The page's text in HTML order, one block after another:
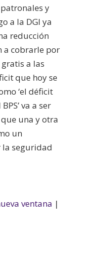
y
a la DGI ya
reducción
a cobrarle por
a las
que hoy se
‘el déficit
va a ser
una y otra
un
seguridad
ventana |